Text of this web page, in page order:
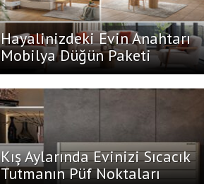
Hayalinizdeki Evin Anahtarı
Mobilya Düğün Paketi
Kış Aylarında Evinizi Sıcacık
Tutmanın Püf Noktaları